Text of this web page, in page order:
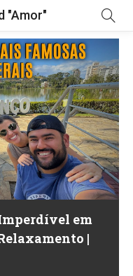
"Amor"
em
|